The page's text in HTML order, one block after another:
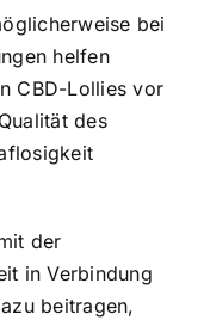
bei
helfen
CBD-Lollies vor
des
der
in Verbindung
beitragen,